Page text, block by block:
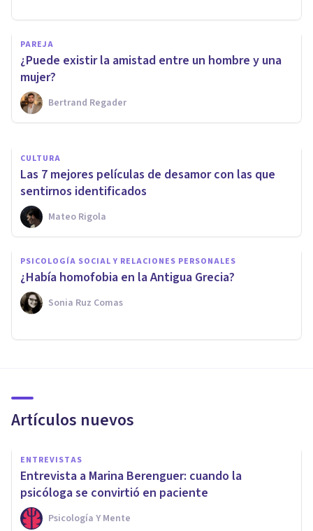
PAREJA
¿Puede existir la amistad entre un hombre y una
mujer?
Bertrand Regader
Flirteo adolescente en tiempos
de COVID
Vitaliza Psicología De La Salud
CULTURA
Las 7 mejores películas de desamor con las que
sentirnos identificados
Mateo Rigola
PSICOLOGÍA SOCIAL Y RELACIONES PERSONALES
¿Había homofobia en la Antigua Grecia?
Sonia Ruz Comas
Artículos nuevos
ENTREVISTAS
Entrevista a Marina Berenguer: cuando la
psicóloga se convirtió en paciente
Psicología Y Mente